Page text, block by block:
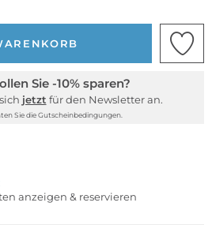
Sie -10% sparen?
jetzt für den Newsletter an.
Sie die Gutscheinbedingungen.
anzeigen & reservieren